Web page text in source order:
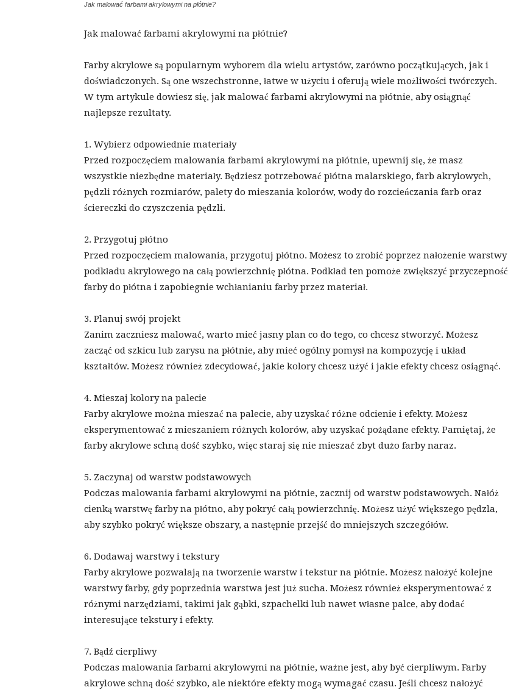
Jak malować farbami akrylowymi na płótnie?
Jak malować farbami akrylowymi na płótnie?
Farby akrylowe są popularnym wyborem dla wielu artystów, zarówno początkujących, jak i
doświadczonych. Są one wszechstronne, łatwe w użyciu i oferują wiele możliwości twórczych.
W tym artykule dowiesz się, jak malować farbami akrylowymi na płótnie, aby osiągnąć
najlepsze rezultaty.
1. Wybierz odpowiednie materiały
Przed rozpoczęciem malowania farbami akrylowymi na płótnie, upewnij się, że masz
wszystkie niezbędne materiały. Będziesz potrzebować płótna malarskiego, farb akrylowych,
pędzli różnych rozmiarów, palety do mieszania kolorów, wody do rozcieńczania farb oraz
ściereczki do czyszczenia pędzli.
2. Przygotuj płótno
Przed rozpoczęciem malowania, przygotuj płótno. Możesz to zrobić poprzez nałożenie warstwy
podkładu akrylowego na całą powierzchnię płótna. Podkład ten pomoże zwiększyć przyczepność
farby do płótna i zapobiegnie wchłanianiu farby przez materiał.
3. Planuj swój projekt
Zanim zaczniesz malować, warto mieć jasny plan co do tego, co chcesz stworzyć. Możesz
zacząć od szkicu lub zarysu na płótnie, aby mieć ogólny pomysł na kompozycję i układ
kształtów. Możesz również zdecydować, jakie kolory chcesz użyć i jakie efekty chcesz osiągnąć.
4. Mieszaj kolory na palecie
Farby akrylowe można mieszać na palecie, aby uzyskać różne odcienie i efekty. Możesz
eksperymentować z mieszaniem różnych kolorów, aby uzyskać pożądane efekty. Pamiętaj, że
farby akrylowe schną dość szybko, więc staraj się nie mieszać zbyt dużo farby naraz.
5. Zaczynaj od warstw podstawowych
Podczas malowania farbami akrylowymi na płótnie, zacznij od warstw podstawowych. Nałóż
cienką warstwę farby na płótno, aby pokryć całą powierzchnię. Możesz użyć większego pędzla,
aby szybko pokryć większe obszary, a następnie przejść do mniejszych szczegółów.
6. Dodawaj warstwy i tekstury
Farby akrylowe pozwalają na tworzenie warstw i tekstur na płótnie. Możesz nałożyć kolejne
warstwy farby, gdy poprzednia warstwa jest już sucha. Możesz również eksperymentować z
różnymi narzędziami, takimi jak gąbki, szpachelki lub nawet własne palce, aby dodać
interesujące tekstury i efekty.
7. Bądź cierpliwy
Podczas malowania farbami akrylowymi na płótnie, ważne jest, aby być cierpliwym. Farby
akrylowe schną dość szybko, ale niektóre efekty mogą wymagać czasu. Jeśli chcesz nałożyć